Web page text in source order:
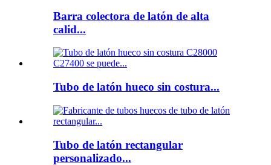
Barra colectora de latón de alta
calid...
Tubo de latón hueco sin costura...
Tubo de latón rectangular
personalizado...